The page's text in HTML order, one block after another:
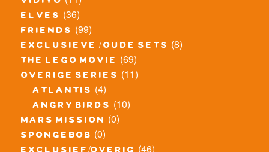
elves (36)
friends (99)
exclusieve / oude sets (8)
the lego movie (69)
overige series (11)
atlantis (4)
angry birds (10)
mars mission (0)
spongebob (0)
(46)